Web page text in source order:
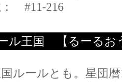
#11-216
ル王国 【るーるお
ルールとも。星団